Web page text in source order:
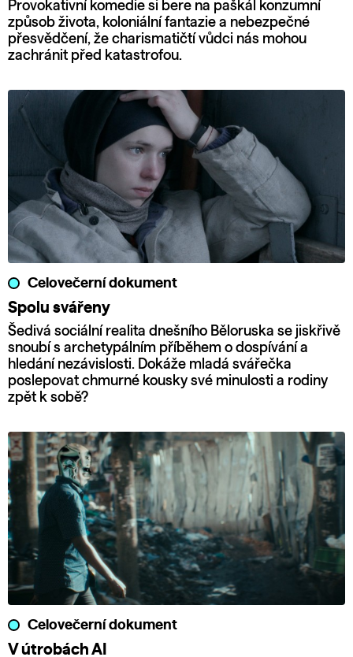
Provokativní komedie si bere na paškál konzumní
způsob života, koloniální fantazie a nebezpečné
přesvědčení, že charismatičtí vůdci nás mohou
zachránit před katastrofou.
Celovečerní dokument
Spolu svářeny
Šedivá sociální realita dnešního Běloruska se jiskřivě
snoubí s archetypálním příběhem o dospívání a
hledání nezávislosti. Dokáže mladá svářečka
poslepovat chmurné kousky své minulosti a rodiny
zpět k sobě?
Celovečerní dokument
V útrobách AI